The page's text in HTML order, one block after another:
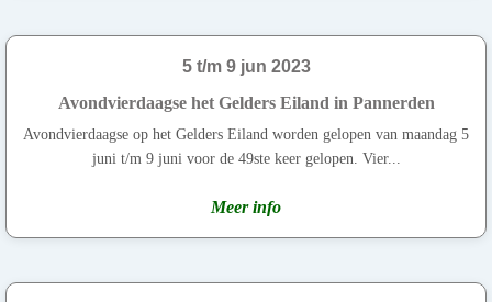
5 t/m 9 jun 2023
Avondvierdaagse het Gelders Eiland in Pannerden
Avondvierdaagse op het Gelders Eiland worden gelopen van maandag 5
juni t/m 9 juni voor de 49ste keer gelopen. Vier...
Meer info